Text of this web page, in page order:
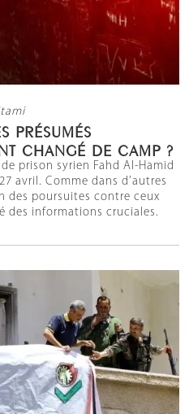
PRÉSUMÉS
CHANGÉ DE CAMP ?
prison syrien Fahd Al-Hamid
avril. Comme dans d’autres
des poursuites contre ceux
des informations cruciales.